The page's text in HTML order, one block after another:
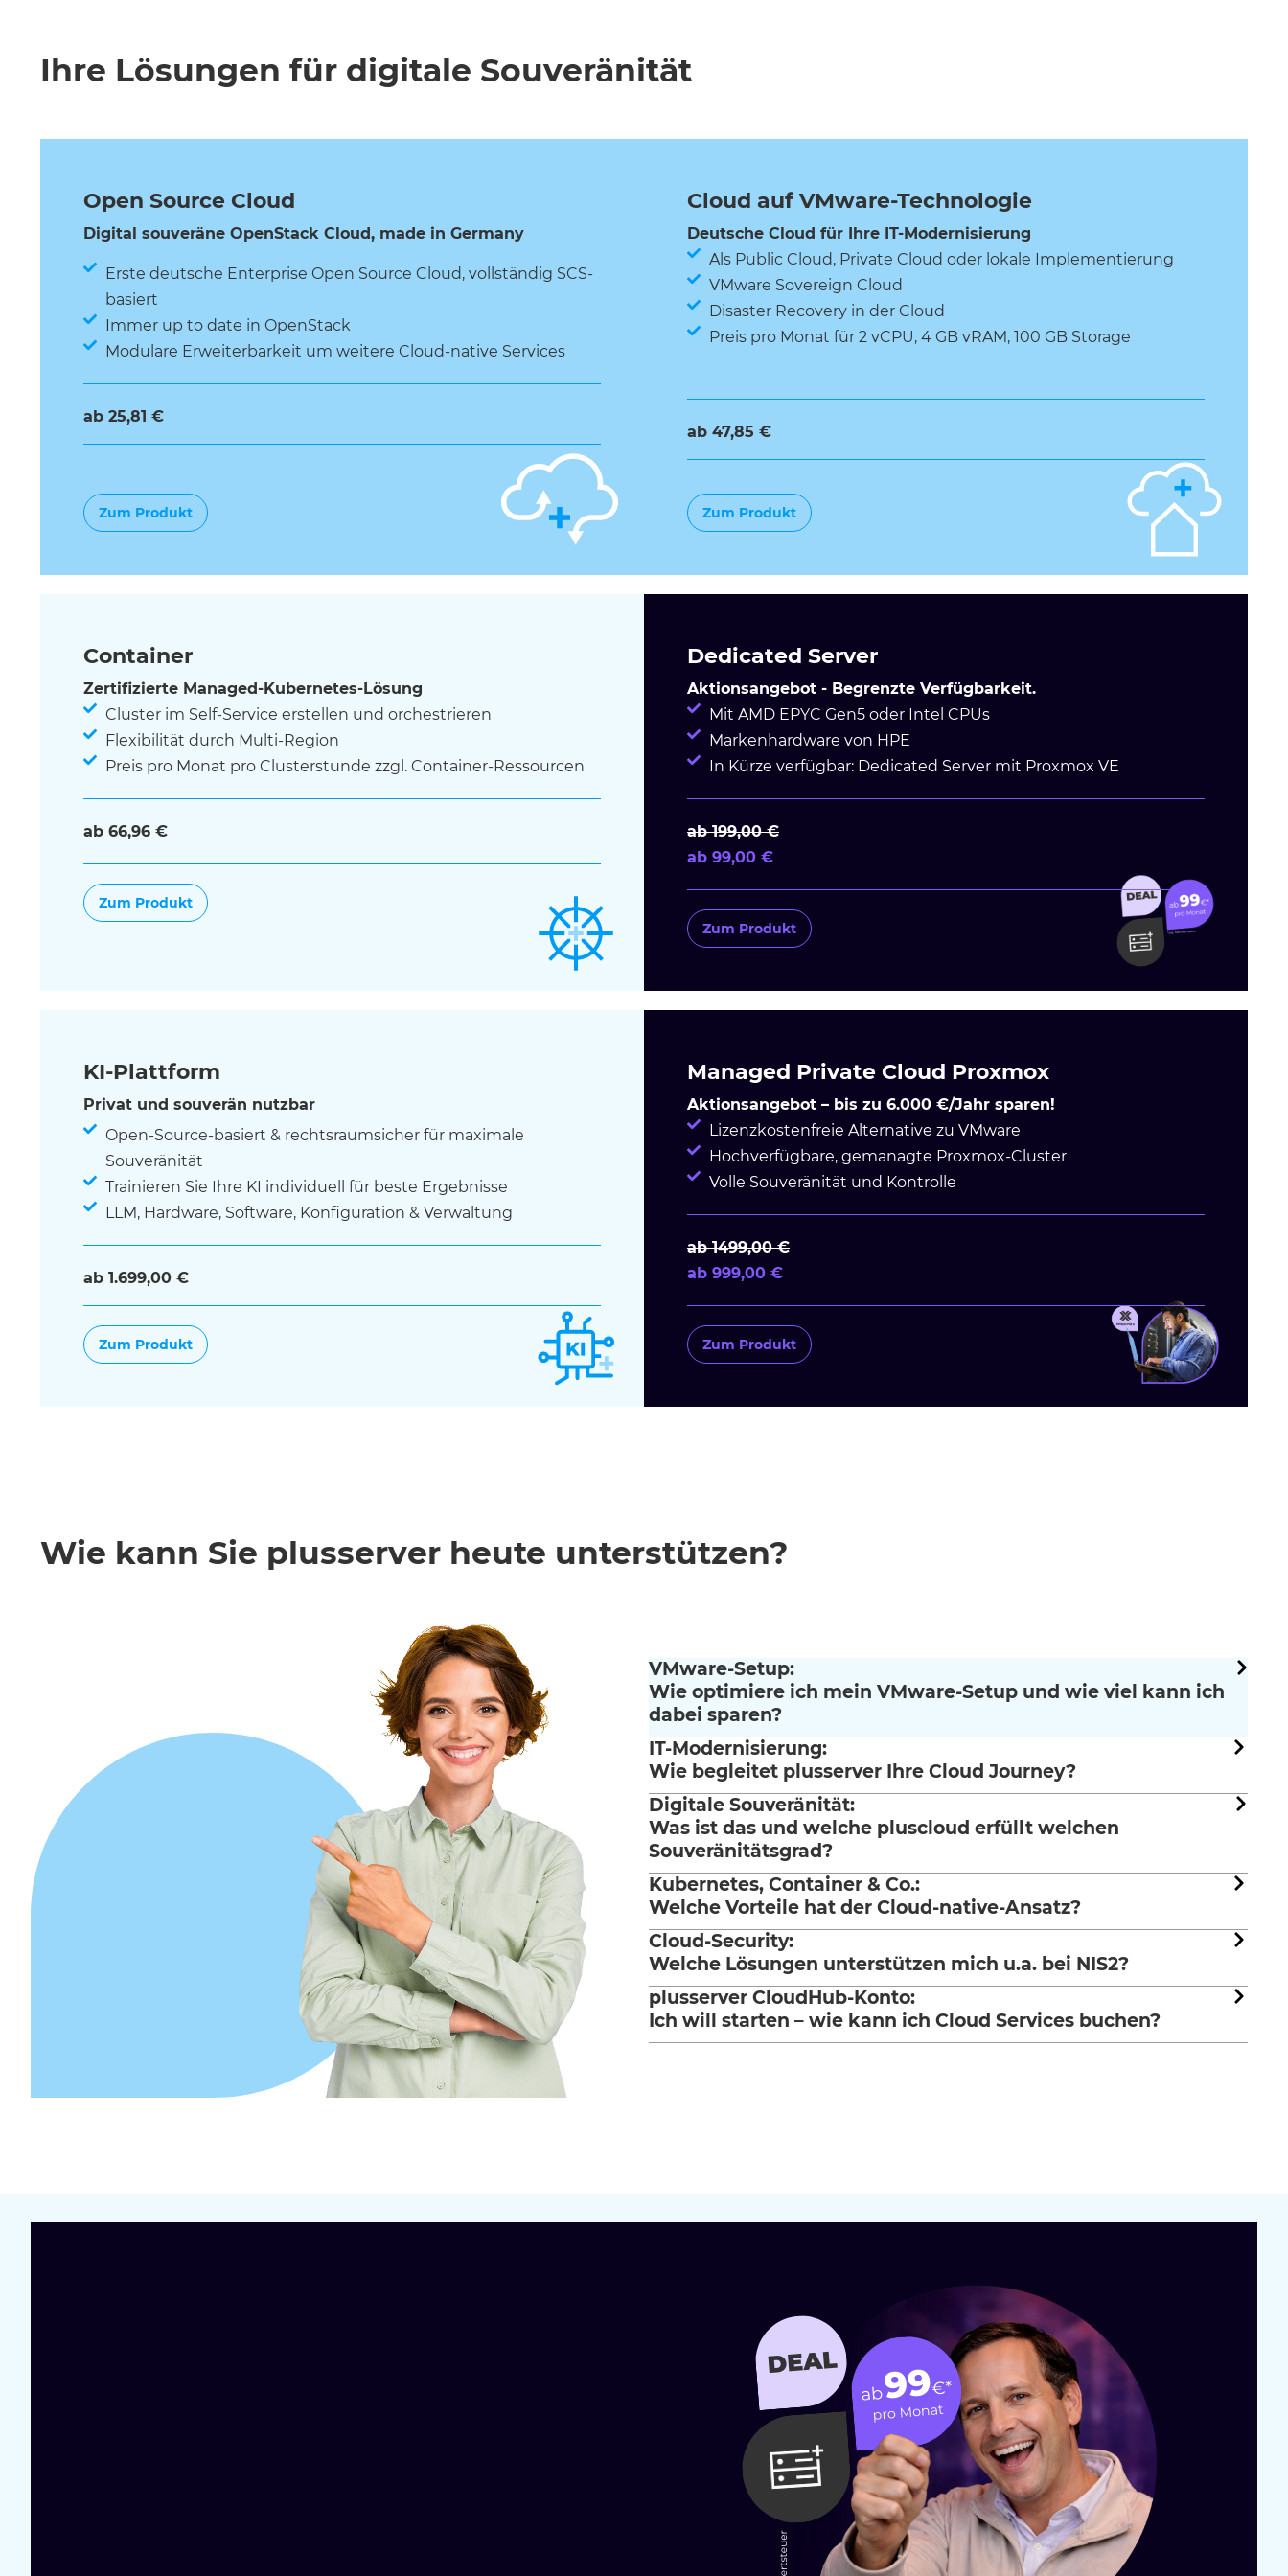
Ihre Lösungen für digitale Souveränität
Open Source Cloud
Digital souveräne OpenStack Cloud, made in Germany
Erste deutsche Enterprise Open Source Cloud, vollständig SCS-
basiert
Immer up to date in OpenStack
Modulare Erweiterbarkeit um weitere Cloud-native Services
ab 25,81 €
Zum Produkt
Cloud auf VMware-Technologie
Deutsche Cloud für Ihre IT-Modernisierung
Als Public Cloud, Private Cloud oder lokale Implementierung
VMware Sovereign Cloud
Disaster Recovery in der Cloud
Preis pro Monat für 2 vCPU, 4 GB vRAM, 100 GB Storage
ab 47,85 €
Zum Produkt
Container
Zertifizierte Managed-Kubernetes-Lösung
Cluster im Self-Service erstellen und orchestrieren
Flexibilität durch Multi-Region
Preis pro Monat pro Clusterstunde zzgl. Container-Ressourcen
ab 66,96 €
Zum Produkt
Dedicated Server
Aktionsangebot - Begrenzte Verfügbarkeit.
Mit AMD EPYC Gen5 oder Intel CPUs
Markenhardware von HPE
In Kürze verfügbar: Dedicated Server mit Proxmox VE
ab 199,00 €
ab 99,00 €
Zum Produkt
KI-Plattform
Privat und souverän nutzbar
Open-Source-basiert & rechtsraumsicher für maximale
Souveränität
Trainieren Sie Ihre KI individuell für beste Ergebnisse
LLM, Hardware, Software, Konfiguration & Verwaltung
ab 1.699,00 €
Zum Produkt
Managed Private Cloud Proxmox
Aktionsangebot – bis zu 6.000 €/Jahr sparen!
Lizenzkostenfreie Alternative zu VMware
Hochverfügbare, gemanagte Proxmox-Cluster
Volle Souveränität und Kontrolle
ab 1499,00 €
ab 999,00 €
Zum Produkt
Wie kann Sie plusserver heute unterstützen?
VMware-Setup:
Wie optimiere ich mein VMware-Setup und wie viel kann ich
dabei sparen?
IT-Modernisierung:
Wie begleitet plusserver Ihre Cloud Journey?
Digitale Souveränität:
Was ist das und welche pluscloud erfüllt welchen
Souveränitätsgrad?
Kubernetes, Container & Co.:
Welche Vorteile hat der Cloud-native-Ansatz?
Cloud-Security:
Welche Lösungen unterstützen mich u.a. bei NIS2?
plusserver CloudHub-Konto:
Ich will starten – wie kann ich Cloud Services buchen?